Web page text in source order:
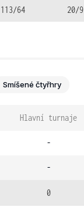
113/64 20/9
Smíšené čtyřhry
Hlavní turnaje
-
-
0